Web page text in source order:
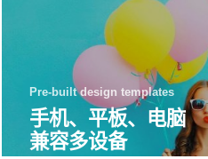
Pre-built design templates
手机、平板、电脑
兼容多设备